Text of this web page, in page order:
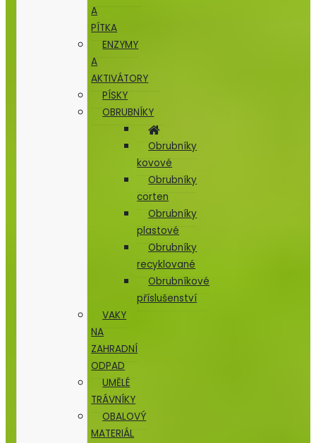
A
PÍTKA
ENZYMY
A
AKTIVÁTORY
PÍSKY
OBRUBNÍKY
Obrubníky
kovové
Obrubníky
corten
Obrubníky
plastové
Obrubníky
recyklované
Obrubníkové
příslušenství
VAKY
NA
ZAHRADNÍ
ODPAD
UMĚLÉ
TRÁVNÍKY
OBALOVÝ
MATERIÁL